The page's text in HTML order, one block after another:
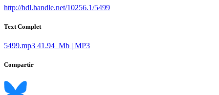
http://hdl.handle.net/10256.1/5499
Text Complet
5499.mp3 41.94 Mb | MP3
Compartir